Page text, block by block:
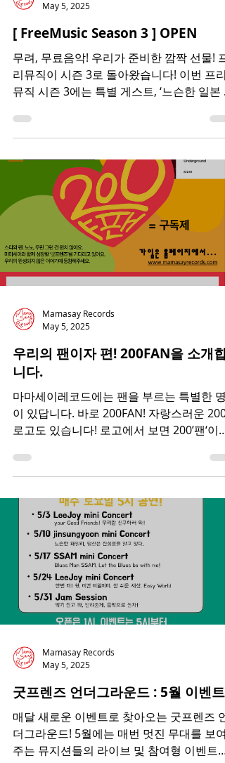
May 5, 2025
[ FreeMusic Season 3 ] OPEN
무려, 무료음악! 우리가 준비한 깜짝 선물! 프
리뮤직이 시즌 3로 돌아왔습니다! 이번 프리
뮤직 시즌 3에는 특별 게스트, ‘느슨한 일본
간이었답니다....
May 5, 2025
우리의 팬이자 편! 200FAN을 소개합
니다.
마마세이레코드에는 팬을 부르는 특별한 명
이 있답니다. 바로 200FAN! 자랑스러운 200
로고도 있습니다! 로고에서 보면 200’팬‘이라
지만 더 나아가...
May 5, 2025
굿프렌즈 언더그라운드 : 5월 이벤트
매달 새로운 이벤트로 찾아오는 굿프렌즈 언
더그라운드! 5월에는 매번 멋진 무대를 보여